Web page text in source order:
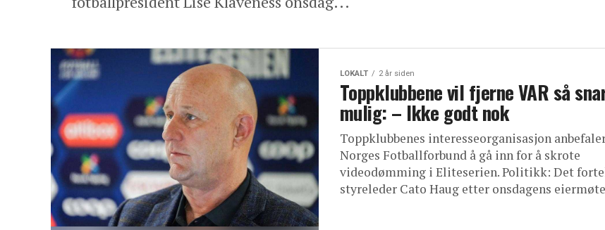
LOKALT 2 år siden
Toppklubbene vil fjerne VAR så
mulig: – Ikke godt nok
Toppklubbenes interesseorganisasjon
Norges Fotballforbund å gå inn for å skrote
videodømming i Eliteserien. Politikk: Det
styreleder Cato Haug etter onsdagens